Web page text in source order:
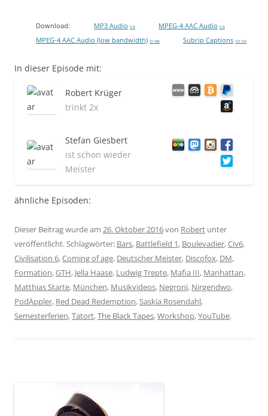
Download: MP3 Audio 0 B MPEG-4 AAC Audio 0 B
MPEG-4 AAC Audio (low bandwidth) 31 MB Subrip Captions 101 KB
In dieser Episode mit:
Robert Krüger
trinkt 2x
Stefan Giesbert
ist schon wieder
Meister
ähnliche Episoden:
Dieser Beitrag wurde am 26. Oktober 2016von Robert unter
veröffentlicht. Schlagwörter: Bars, Battlefield 1, Boulevadier,Civ6,
Civilisation 6,Coming of age, Deutscher Meister, Discofox, DM,
Formation,GTH, Jella Haase, Ludwig Trepte, Mafia III, Manhattan,
Matthias Starte, München, Musikvideos, Negroni, Nirgendwo,
PodÄppler, Red Dead Redemption,Saskia Rosendahl,
Semesterferien,Tatort,The Black Tapes,Workshop,YouTube.